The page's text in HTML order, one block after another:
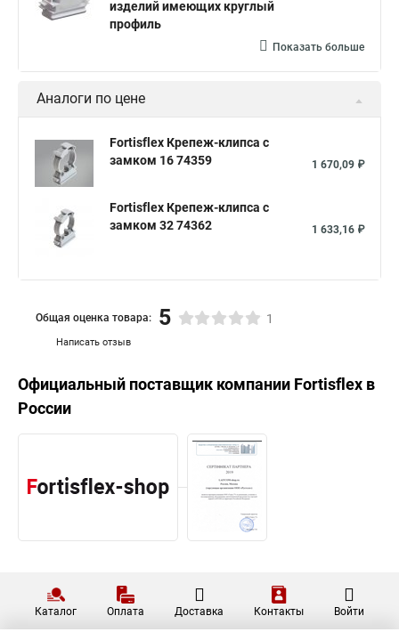
изделий имеющих круглый
профиль
Показать больше
Аналоги по цене
Fortisflex Крепеж-клипса с
замком 16 74359
1 670,09 ₽
Fortisflex Крепеж-клипса с
замком 32 74362
1 633,16 ₽
Написать отзыв
Общая оценка товара: 5 1
Официальный поставщик компании Fortisflex в
России
Каталог Оплата Доставка Контакты Войти